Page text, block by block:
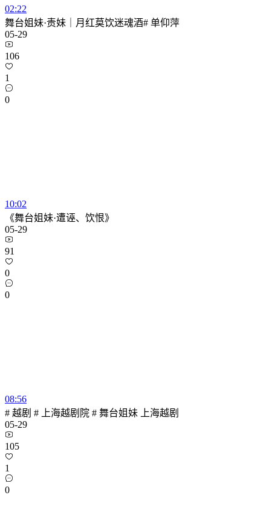
02:22
舞台姐妹·责妹｜月红莫饮迷魂酒# 单仰萍
05-29
106
1
0
10:02
《舞台姐妹·遭诬、饮恨》
05-29
91
0
0
08:56
# 越剧 # 上海越剧院 # 舞台姐妹 上海越剧
05-29
105
1
0